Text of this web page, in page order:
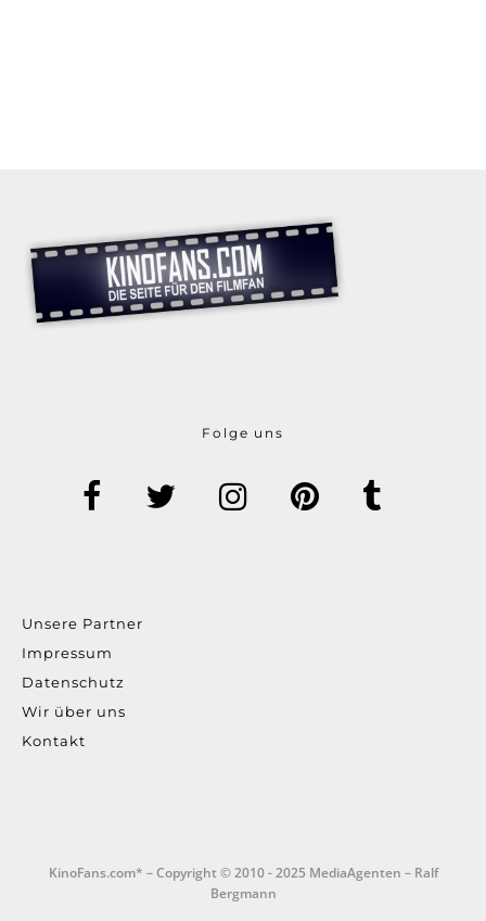
Folge uns
Unsere Partner
Impressum
Datenschutz
Wir über uns
Kontakt
KinoFans.com* – Copyright © 2010 - 2025 MediaAgenten – Ralf
Bergmann